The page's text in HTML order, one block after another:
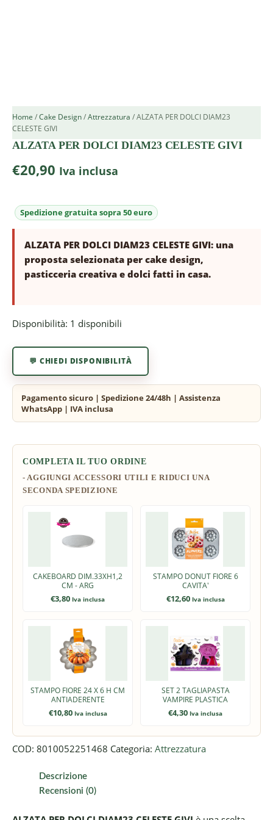
Home /Cake Design/Attrezzatura / ALZATA PER DOLCI DIAM23
CELESTE GIVI
ALZATA PER DOLCI DIAM23 CELESTE GIVI
€20,90 Iva inclusa
ALZATA PER DOLCI DIAM23 CELESTE GIVI: una
proposta selezionata per cake design,
pasticceria creativa e dolci fatti in casa.
Disponibilità: 1 disponibili
💬 CHIEDI DISPONIBILITÀ
COMPLETA IL TUO ORDINE
CAKEBOARD DIM.33XH1,2
CM - ARG
€3,80 Iva inclusa
STAMPO DONUT FIORE 6
CAVITA'
€12,60 Iva inclusa
STAMPO FIORE 24 X 6 H CM
ANTIADERENTE
€10,80 Iva inclusa
SET 2 TAGLIAPASTA
VAMPIRE PLASTICA
€4,30 Iva inclusa
COD: 8010052251468 Categoria: Attrezzatura
Descrizione
Recensioni (0)